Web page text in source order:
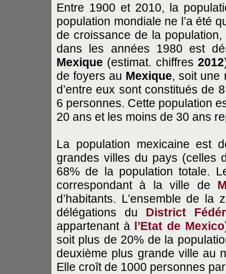
Entre 1900 et 2010, la
population mondiale ne l’a été
de croissance de la
dans les années 1980 est
Mexique (estimat. chiffres 2012
de foyers au Mexique, soit une
d’entre eux sont constitués de
6 personnes. Cette population
20 ans et les moins de 30 ans
La population mexicaine est
grandes villes du pays (celles
68% de la population totale.
correspondant à la ville de
d’habitants. L’ensemble de
délégations du District
appartenant à l’Etat de Mexico
soit plus de 20% de la
deuxième plus grande ville au
Elle croît de 1000 personnes